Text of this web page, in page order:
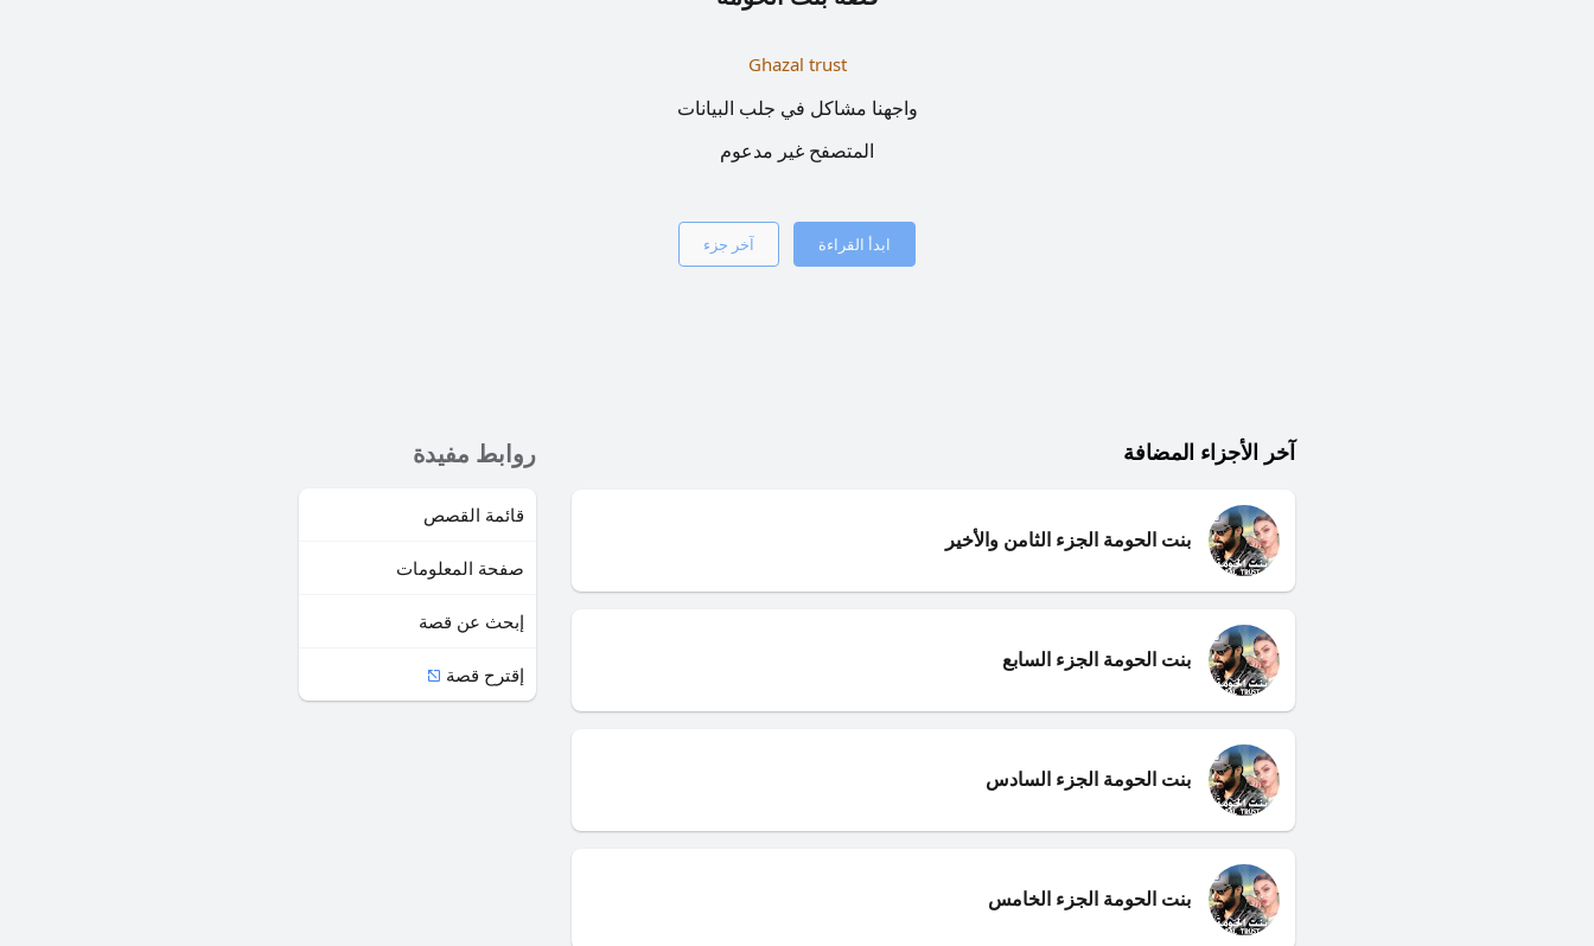
Ghazal trust
واجهنا مشاكل في جلب البيانات
المتصفح غير مدعوم
ابدأ القراءة آخر جزء
آخر الأجزاء المضافة
بنت الحومة الجزء الثامن والأخير
بنت الحومة الجزء السابع
بنت الحومة الجزء السادس
بنت الحومة الجزء الخامس
روابط مفيدة
قائمة القصص
صفحة المعلومات
إبحث عن قصة
إقترح قصة